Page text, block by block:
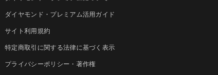
ダイヤモンド・プレミアム活用ガイド
サイト利用規約
特定商取引に関する法律に基づく表示
プライバシーポリシー・著作権